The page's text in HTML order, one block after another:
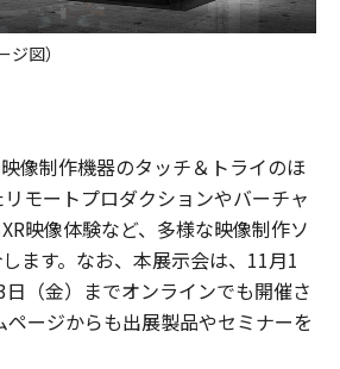
図）
像制作機器のタッチ＆トライのほ
モートプロダクションやバーチャ
映像体験など、多様な映像制作ソ
ます。なお、本展示会は、11月1
（金）までオンラインでも開催さ
ージからも出展製品やセミナーを